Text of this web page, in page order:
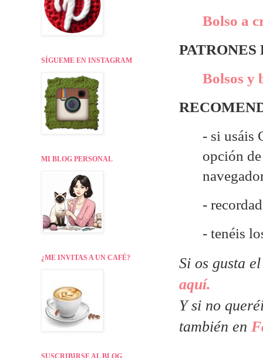
Bolso a
Bolsos y
- si usáis
opción
-
- tenéis
Si os gusta
aquí.
Y si no
también en
SÍGUEME EN INSTAGRAM
MI BLOG PERSONAL
¿ME INVITAS A UN CAFÉ?
SUSCRIBIRSE AL BLOG